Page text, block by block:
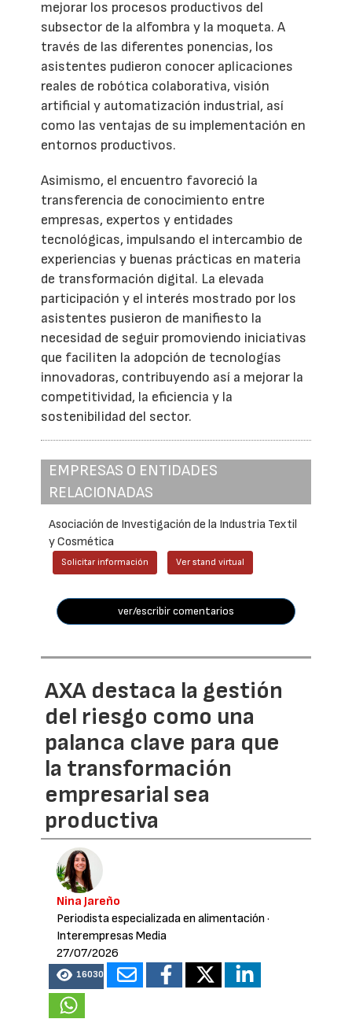
mejorar los procesos productivos del
subsector de la alfombra y la moqueta. A
través de las diferentes ponencias, los
asistentes pudieron conocer aplicaciones
reales de robótica colaborativa, visión
artificial y automatización industrial, así
como las ventajas de su implementación en
entornos productivos.
Asimismo, el encuentro favoreció la
transferencia de conocimiento entre
empresas, expertos y entidades
tecnológicas, impulsando el intercambio de
experiencias y buenas prácticas en materia
de transformación digital. La elevada
participación y el interés mostrado por los
asistentes pusieron de manifiesto la
necesidad de seguir promoviendo iniciativas
que faciliten la adopción de tecnologías
innovadoras, contribuyendo así a mejorar la
competitividad, la eficiencia y la
sostenibilidad del sector.
EMPRESAS O ENTIDADES
RELACIONADAS
Asociación de Investigación de la Industria Textil
y Cosmética
Solicitar información Ver stand virtual
ver/escribir comentarios
AXA destaca la gestión
del riesgo como una
palanca clave para que
la transformación
empresarial sea
productiva
Nina Jareño
Periodista especializada en alimentación ·
Interempresas Media
27/07/2026
16030